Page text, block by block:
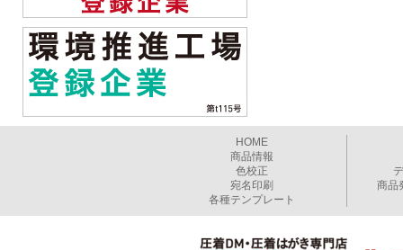
HOME
商品情報
色校正
宛名印刷
各種テンプレート
商品